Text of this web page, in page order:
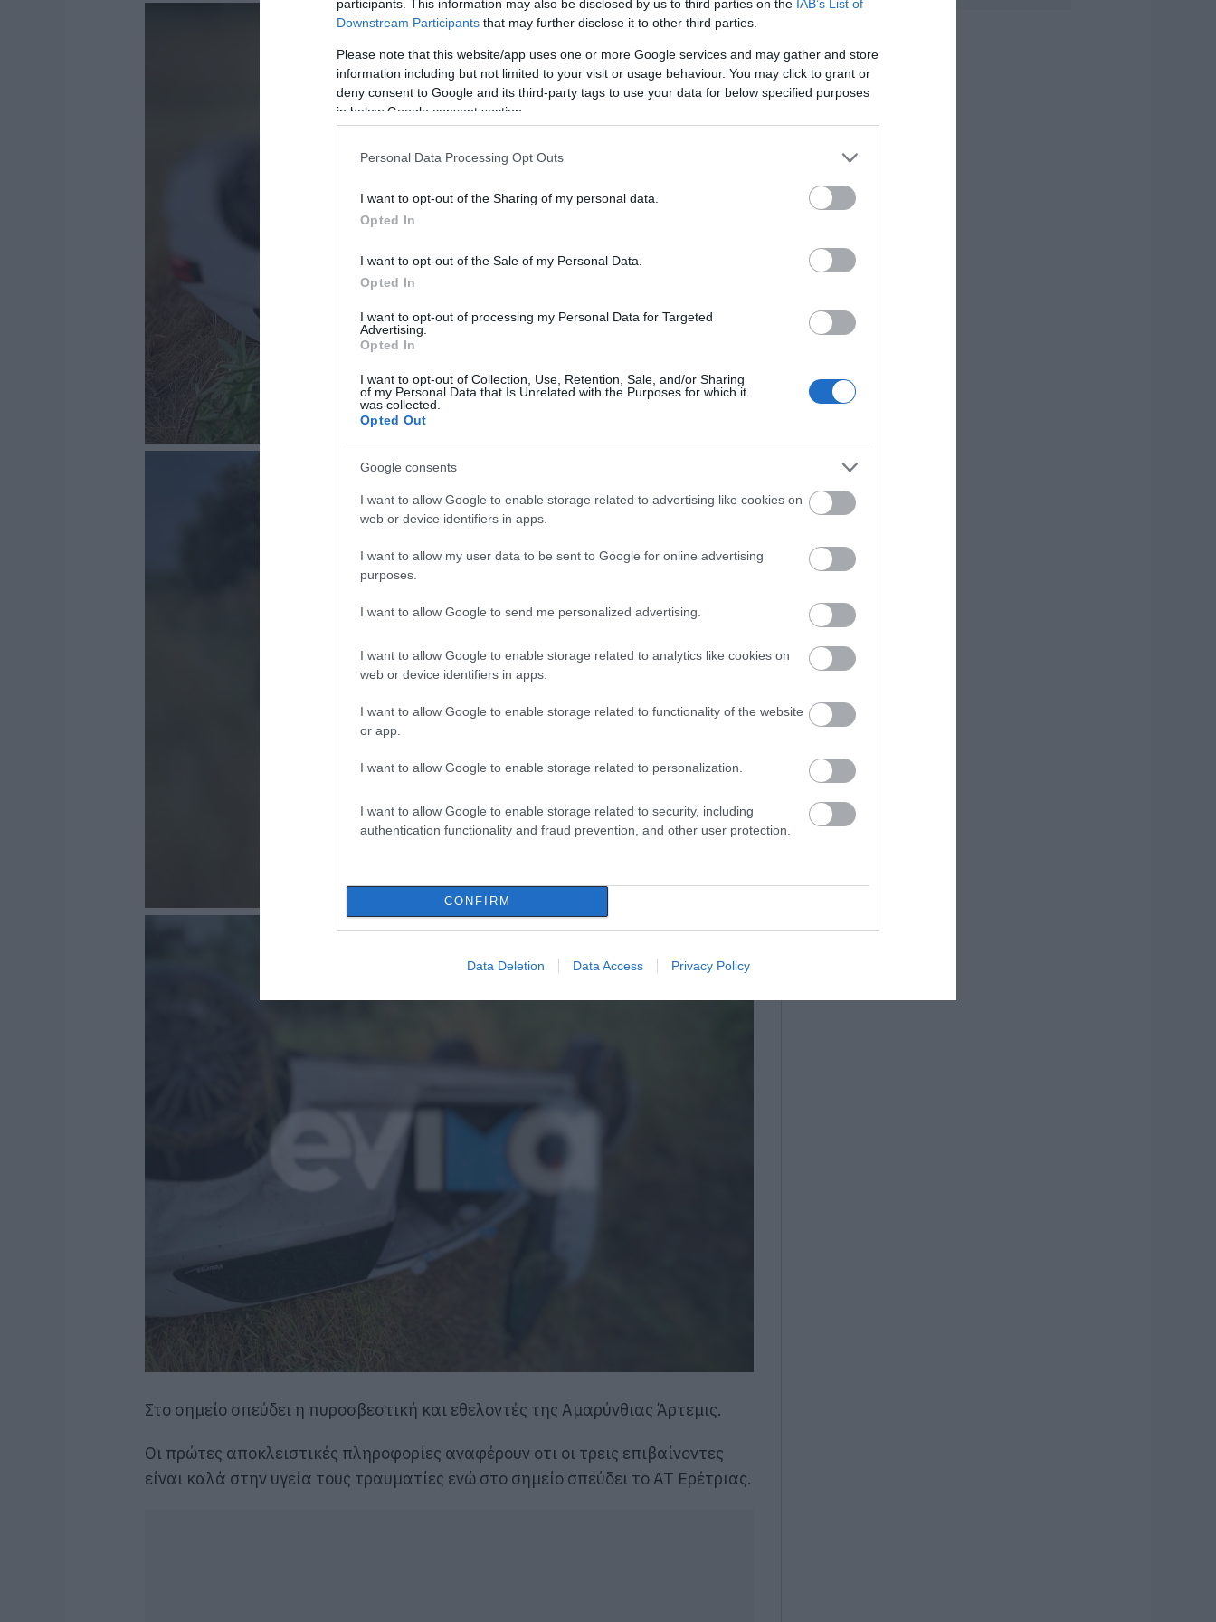
participants. This information may also be disclosed by us to third parties on the IAB’s List of
Downstream Participants that may further disclose it to other third parties.
Please note that this website/app uses one or more Google services and may gather and store
information including but not limited to your visit or usage behaviour. You may click to grant or
deny consent to Google and its third-party tags to use your data for below specified purposes
in below Google consent section.
Personal Data Processing Opt Outs
I want to opt-out of the Sharing of my personal data.
Opted In
I want to opt-out of the Sale of my Personal Data.
Opted In
I want to opt-out of processing my Personal Data for Targeted
Advertising.
Opted In
I want to opt-out of Collection, Use, Retention, Sale, and/or Sharing
of my Personal Data that Is Unrelated with the Purposes for which it
was collected.
Opted Out
Google consents
I want to allow Google to enable storage related to advertising like cookies on
web or device identifiers in apps.
I want to allow my user data to be sent to Google for online advertising
purposes.
I want to allow Google to send me personalized advertising.
I want to allow Google to enable storage related to analytics like cookies on
web or device identifiers in apps.
I want to allow Google to enable storage related to functionality of the website
or app.
I want to allow Google to enable storage related to personalization.
I want to allow Google to enable storage related to security, including
authentication functionality and fraud prevention, and other user protection.
CONFIRM
Data Deletion Data Access Privacy Policy
Στο σημείο σπεύδει η πυροσβεστική και εθελοντές της Αμαρύνθιας Άρτεμις.
Οι πρώτες αποκλειστικές πληροφορίες αναφέρουν οτι οι τρεις επιβαίνοντες
είναι καλά στην υγεία τους τραυματίες ενώ στο σημείο σπεύδει το ΑΤ Ερέτριας.
Εύβοια: Γυναίκα
έπεσε θύμα
απάτης – Πλήρωσε
παρέλαβε
ανασύρθηκε χωρίς
τις αισθήσεις του
από τη θάλασσα
εδώ
πάρουν διπλάσια
Αύγουστο
Δείτε τι έκανε
07.08.2026 | 20:00